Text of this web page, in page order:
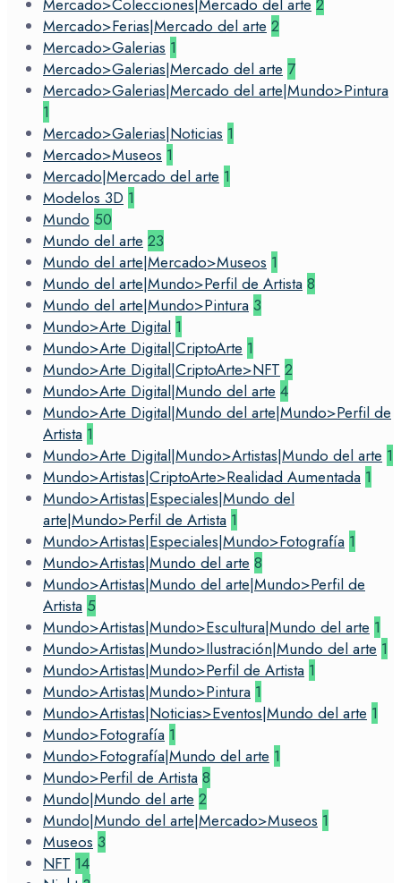
Mercado>Colecciones|Mercado del arte 2
Mercado>Ferias|Mercado del arte 2
Mercado>Galerias 1
Mercado>Galerias|Mercado del arte 7
Mercado>Galerias|Mercado del arte|Mundo>Pintura
1
Mercado>Galerias|Noticias 1
Mercado>Museos 1
Mercado|Mercado del arte 1
Modelos 3D 1
Mundo 50
Mundo del arte 23
Mundo del arte|Mercado>Museos 1
Mundo del arte|Mundo>Perfil de Artista 8
Mundo del arte|Mundo>Pintura 3
Mundo>Arte Digital 1
Mundo>Arte Digital|CriptoArte 1
Mundo>Arte Digital|CriptoArte>NFT 2
Mundo>Arte Digital|Mundo del arte 4
Mundo>Arte Digital|Mundo del arte|Mundo>Perfil de
Artista 1
Mundo>Arte Digital|Mundo>Artistas|Mundo del arte 1
Mundo>Artistas|CriptoArte>Realidad Aumentada 1
Mundo>Artistas|Especiales|Mundo del
arte|Mundo>Perfil de Artista 1
Mundo>Artistas|Especiales|Mundo>Fotografía 1
Mundo>Artistas|Mundo del arte 8
Mundo>Artistas|Mundo del arte|Mundo>Perfil de
Artista 5
Mundo>Artistas|Mundo>Escultura|Mundo del arte 1
Mundo>Artistas|Mundo>Ilustración|Mundo del arte 1
Mundo>Artistas|Mundo>Perfil de Artista 1
Mundo>Artistas|Mundo>Pintura 1
Mundo>Artistas|Noticias>Eventos|Mundo del arte 1
Mundo>Fotografía 1
Mundo>Fotografía|Mundo del arte 1
Mundo>Perfil de Artista 8
Mundo|Mundo del arte 2
Mundo|Mundo del arte|Mercado>Museos 1
Museos 3
NFT 14